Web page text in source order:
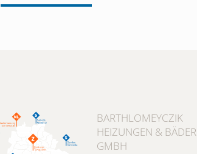
BARTHLOMEYCZIK
HEIZUNGEN & BÄDER
GMBH